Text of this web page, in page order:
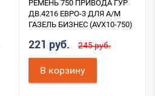
РЕМЕНЬ 750 ПРИВОДА ГУР
ДВ.4216 ЕВРО-3 ДЛЯ А/М
ГАЗЕЛЬ БИЗНЕС (AVX10-750)
221 руб. 245 руб.
В корзину